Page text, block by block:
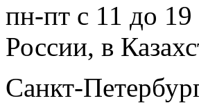
пн-пт с 11 до
России, в
Санкт-